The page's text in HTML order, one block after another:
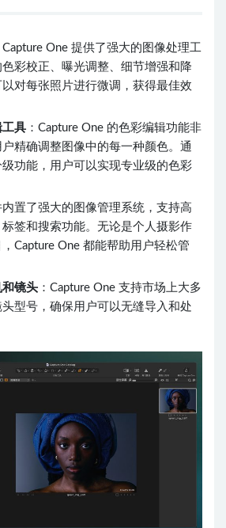
Capture One 提供了强大的图像处理工
彩校正、曝光调整、细节增强和降
对每张照片进行微调，获得最佳效
工具 ：Capture One 的色彩编辑功能非
精确调整图像中的每一种颜色。通
功能，用户可以实现专业级的色彩
内置了强大的图像管理系统，支持高
签和搜索功能。无论是个人摄影作
Capture One 都能帮助用户轻松管
镜头 ：Capture One 支持市场上大多
型号，确保用户可以无缝导入和处